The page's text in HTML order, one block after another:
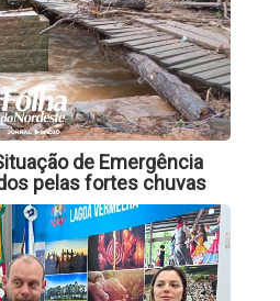
de Emergência
pelas fortes chuvas